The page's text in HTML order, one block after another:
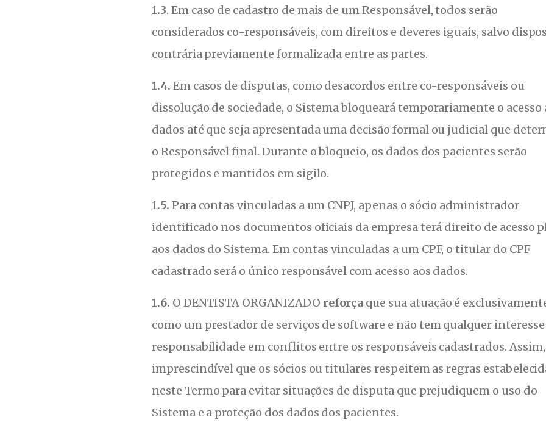
1.3. Em caso de cadastro de mais de um Responsável, todos serão
considerados co-responsáveis, com direitos e deveres iguais, salvo
contrária previamente formalizada entre as partes.
1.4. Em casos de disputas, como desacordos entre co-responsáveis ou
dissolução de sociedade, o Sistema bloqueará temporariamente o acesso
dados até que seja apresentada uma decisão formal ou judicial que
o Responsável final. Durante o bloqueio, os dados dos pacientes serão
protegidos e mantidos em sigilo.
1.5. Para contas vinculadas a um CNPJ, apenas o sócio administrador
identificado nos documentos oficiais da empresa terá direito de acesso
aos dados do Sistema. Em contas vinculadas a um CPF, o titular do CPF
cadastrado será o único responsável com acesso aos dados.
1.6. O DENTISTA ORGANIZADO reforça que sua atuação é
como um prestador de serviços de software e não tem qualquer interesse
responsabilidade em conflitos entre os responsáveis cadastrados. Assim,
imprescindível que os sócios ou titulares respeitem as regras
neste Termo para evitar situações de disputa que prejudiquem o uso do
Sistema e a proteção dos dados dos pacientes.